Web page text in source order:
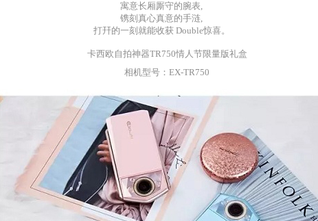
寓意长厢厮守的腕表,
镌刻真心真意的手涟,
打幵的一刻就能收获 Double惊喜。
卡西欧自拍神器TR750情人节限量版礼盒
相机型号： EX-TR750